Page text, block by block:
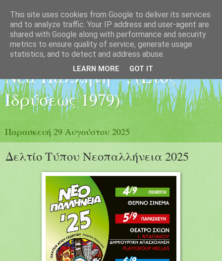
Εξωραϊστικός -
Εκπολιτιστικός Σύλλογος "
Νέα Παλλήνη " , (Έτος
Ιδρύσεως 1979)
Παρασκευή 29 Αυγούστου 2025
Δελτίο Τύπου Νεοπαλλήνεια 2025
This site uses cookies from Google to deliver its services
and to analyze traffic. Your IP address and user-agent are
shared with Google along with performance and security
metrics to ensure quality of service, generate usage
statistics, and to detect and address abuse.
LEARN MORE GOT IT